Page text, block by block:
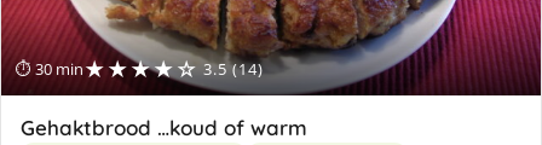
⏱ 30 min★★★★☆ 3.5 (14)
Gehaktbrood …koud of warm